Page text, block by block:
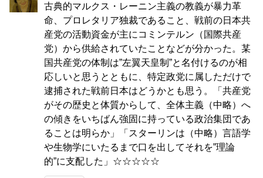
古典的マルクス・レーニン主義の教義が暴力革
命、プロレタリア独裁であること、戦前の日本共
産党の活動資金が主にコミンテルン（国際共産
党）から供給されていたことなどが分かった。某
国共産党の体制は”左翼天皇制”と名付けるのが相
応しいと思うとともに、特定政党に属しただけで
逮捕された戦前日本はどうかとも思う。「共産党
がその歴史と体質からして、全体主義（中略）へ
の傾きをいちばん強固に持っている政治集団であ
ることは明らか」「スターリンは（中略）言語学
や生物学にいたるまで口を出してそれを”理論
的”に支配した」☆☆☆☆☆